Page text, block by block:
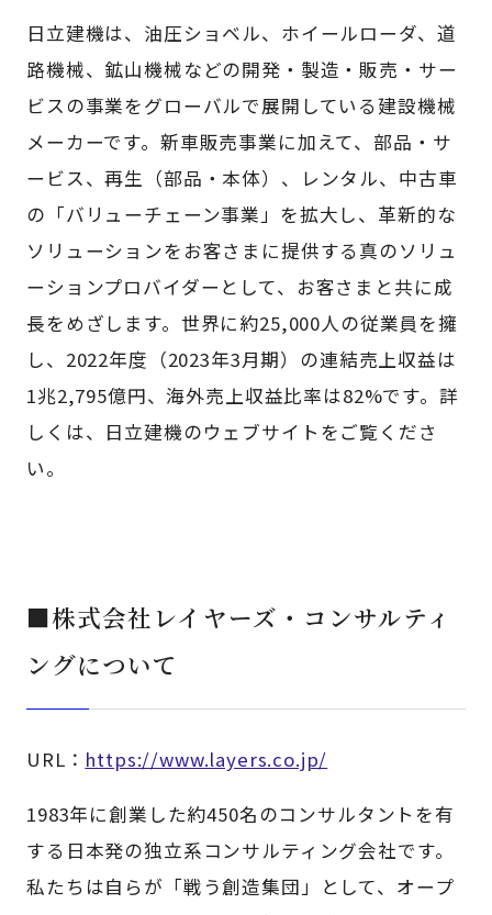
日立建機は、油圧ショベル、ホイールローダ、道
路機械、鉱山機械などの開発・製造・販売・サー
ビスの事業をグローバルで展開している建設機械
メーカーです。新車販売事業に加えて、部品・サ
ービス、再生（部品・本体）、レンタル、中古車
の「バリューチェーン事業」を拡大し、革新的な
ソリューションをお客さまに提供する真のソリュ
ーションプロバイダーとして、お客さまと共に成
長をめざします。世界に約25,000人の従業員を擁
し、2022年度（2023年3月期）の連結売上収益は
1兆2,795億円、海外売上収益比率は82%です。詳
しくは、日立建機のウェブサイトをご覧くださ
い。
■株式会社レイヤーズ・コンサルティ
ングについて
URL： https://www.layers.co.jp/
1983年に創業した約450名のコンサルタントを有
する日本発の独立系コンサルティング会社です。
私たちは自らが「戦う創造集団」として、オープ